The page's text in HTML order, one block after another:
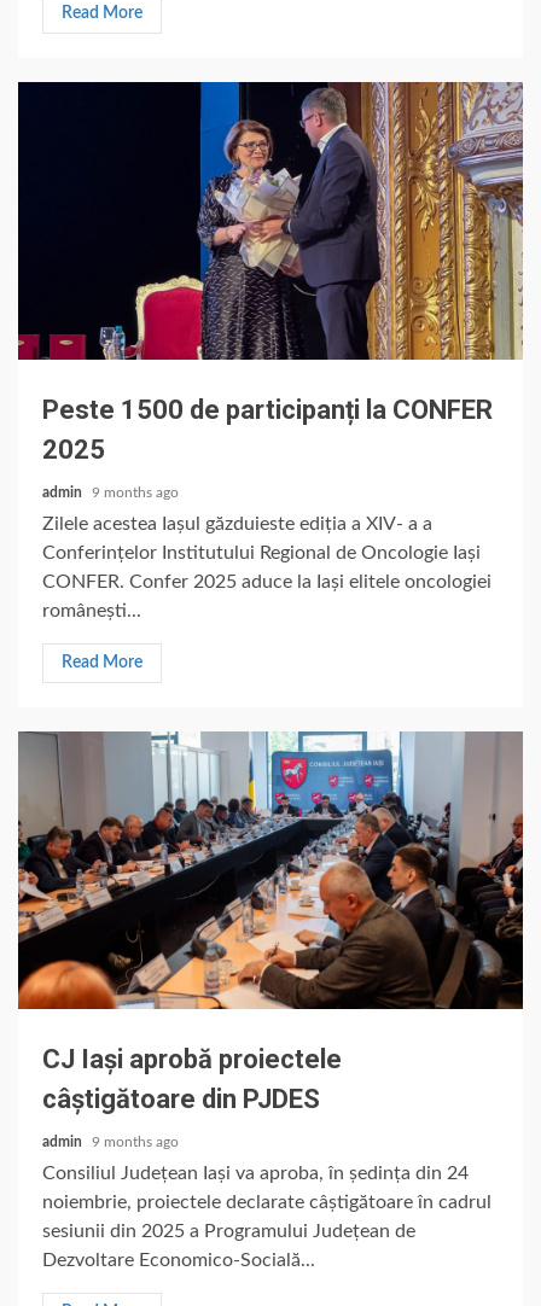
Read More
Peste 1500 de participanți la CONFER
2025
admin 9 months ago
Zilele acestea Iașul găzduieste ediția a XIV- a a
Conferințelor Institutului Regional de Oncologie Iași
CONFER. Confer 2025 aduce la Iași elitele oncologiei
românești...
Read More
CJ Iași aprobă proiectele
câștigătoare din PJDES
admin 9 months ago
Consiliul Județean Iași va aproba, în ședința din 24
noiembrie, proiectele declarate câștigătoare în cadrul
sesiunii din 2025 a Programului Județean de
Dezvoltare Economico-Socială...